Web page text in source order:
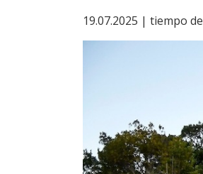
19.07.2025 | tiempo